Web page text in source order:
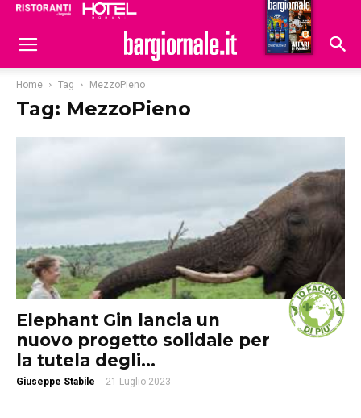
Hoteldomani
Home Tag MezzoPieno
Tag: MezzoPieno
Elephant Gin lancia un
nuovo progetto solidale per
la tutela degli...
Giuseppe Stabile - 21 Luglio 2023